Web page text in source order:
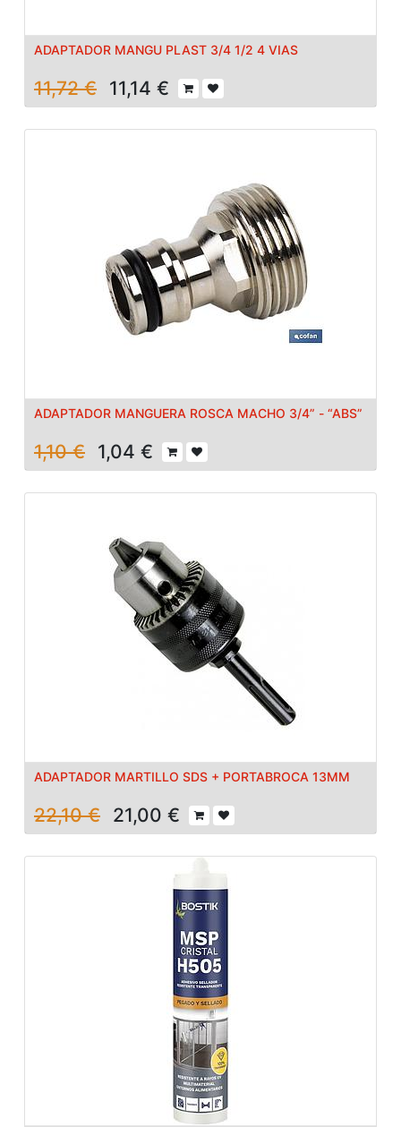
ADAPTADOR MANGU PLAST 3/4 1/2 4 VIAS
11,72€ 11,14 €
ADAPTADOR MANGUERA ROSCA MACHO 3/4” - “ABS”
1,10€ 1,04 €
ADAPTADOR MARTILLO SDS + PORTABROCA 13MM
22,10€ 21,00 €